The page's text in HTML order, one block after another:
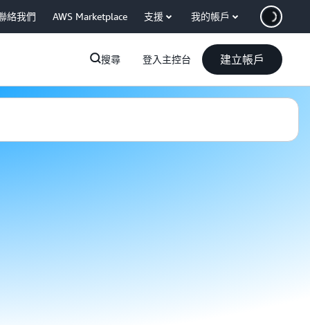
絡我們 AWS Marketplace 支援 我的帳戶
搜尋 登入主控台 建立帳戶